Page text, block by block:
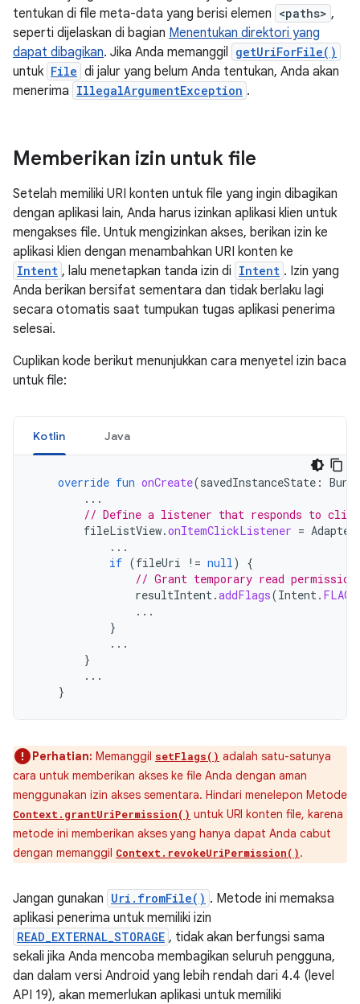
tentukan di file meta-data yang berisi elemen <paths> ,
seperti dijelaskan di bagian Menentukan direktori yang
dapat dibagikan. Jika Anda memanggil getUriForFile()
untuk File di jalur yang belum Anda tentukan, Anda akan
menerima IllegalArgumentException .
Memberikan izin untuk file
Setelah memiliki URI konten untuk file yang ingin dibagikan
dengan aplikasi lain, Anda harus izinkan aplikasi klien untuk
mengakses file. Untuk mengizinkan akses, berikan izin ke
aplikasi klien dengan menambahkan URI konten ke
Intent , lalu menetapkan tanda izin di Intent . Izin yang
Anda berikan bersifat sementara dan tidak berlaku lagi
secara otomatis saat tumpukan tugas aplikasi penerima
selesai.
Cuplikan kode berikut menunjukkan cara menyetel izin baca
untuk file:
Kotlin Java
override fun onCreate(savedInstanceState :
...
// Define a listener that responds to
fileListView.onItemClickListener =
...
if (fileUri != null)
{
// Grant temporary read
resultIntent.addFlags(Intent.
...
}
...
}
...
}
Perhatian: Memanggil setFlags() adalah satu-satunya
cara untuk memberikan akses ke file Anda dengan aman
menggunakan izin akses sementara. Hindari menelepon Metode
Context.grantUriPermission() untuk URI konten file, karena
metode ini memberikan akses yang hanya dapat Anda cabut
dengan memanggil Context.revokeUriPermission().
Jangan gunakan Uri.fromFile() . Metode ini memaksa
aplikasi penerima untuk memiliki izin
READ_EXTERNAL_STORAGE , tidak akan berfungsi sama
sekali jika Anda mencoba membagikan seluruh pengguna,
dan dalam versi Android yang lebih rendah dari 4.4 (level
API 19), akan memerlukan aplikasi untuk memiliki